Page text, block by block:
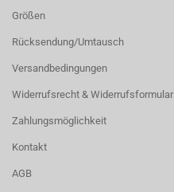
Größen
Rücksendung/Umtausch
Versandbedingungen
Widerrufsrecht & Widerrufsformular
Zahlungsmöglichkeit
Kontakt
AGB